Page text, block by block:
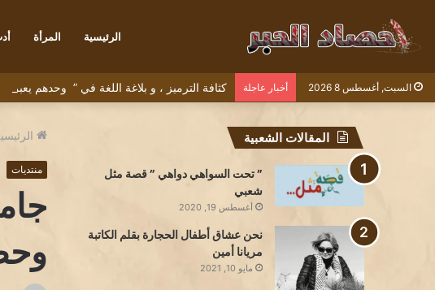
الرئيسية المرأة
السبت, أغسطس 8 2026 أخبار عاجلة كثافة الترميز ، و بلاغة اللغة في ” وحدهم
منتديات
المقالات الشعبية
” تحت السواهي دواهي ” قصة مثل
شعبي
أغسطس 19, 2020
نحن عشاق أطفال الحجارة بقلم الكاتبة
مريانا أمين
مايو 10, 2021